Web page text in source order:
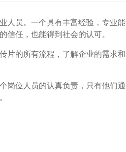
员。一个具有丰富经验，专业能
信任，也能得到社会的认可。
的所有流程，了解企业的需求和
位人员的认真负责，只有他们通